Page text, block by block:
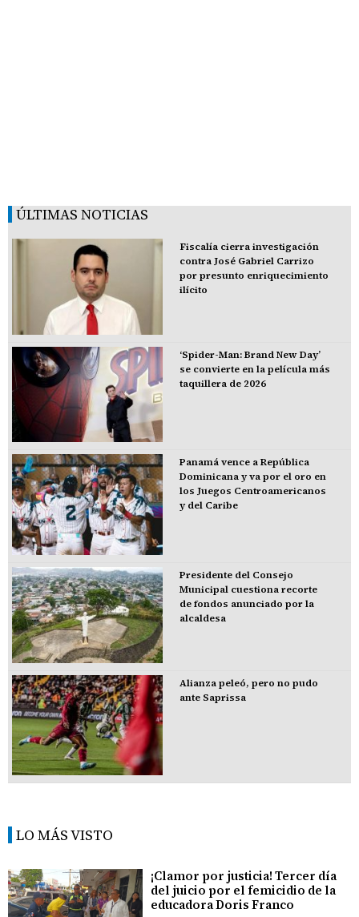
ÚLTIMAS NOTICIAS
Fiscalía cierra investigación
contra José Gabriel Carrizo
por presunto enriquecimiento
ilícito
‘Spider-Man: Brand New Day’
se convierte en la película más
taquillera de 2026
Panamá vence a República
Dominicana y va por el oro en
los Juegos Centroamericanos
y del Caribe
Presidente del Consejo
Municipal cuestiona recorte
de fondos anunciado por la
alcaldesa
Alianza peleó, pero no pudo
ante Saprissa
LO MÁS VISTO
¡Clamor por justicia! Tercer día
del juicio por el femicidio de la
educadora Doris Franco